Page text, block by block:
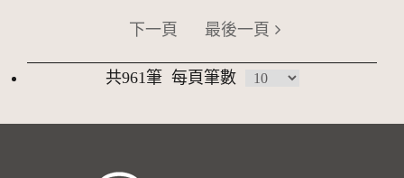
下一頁 最後一頁
共961筆 每頁筆數